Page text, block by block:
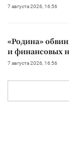
7 августа 2026, 16:56
«Родина»
и финансовых
7 августа 2026, 16:56